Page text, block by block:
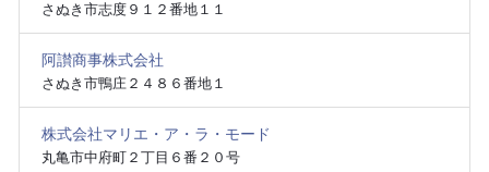
さぬき市志度９１２番地１１
阿讃商事株式会社
さぬき市鴨庄２４８６番地１
株式会社マリエ・ア・ラ・モード
丸亀市中府町２丁目６番２０号